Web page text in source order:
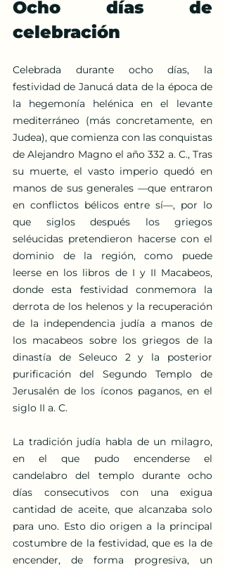
Ocho días de
celebración
Celebrada durante ocho días, la
festividad de Janucá data de la época de
la hegemonía helénica en el levante
mediterráneo (más concretamente, en
Judea), que comienza con las conquistas
de Alejandro Magno el año 332 a. C., Tras
su muerte, el vasto imperio quedó en
manos de sus generales —que entraron
en conflictos bélicos entre sí—, por lo
que siglos después los griegos
seléucidas pretendieron hacerse con el
dominio de la región, como puede
leerse en los libros de I y II Macabeos,
donde esta festividad conmemora la
derrota de los helenos y la recuperación
de la independencia judía a manos de
los macabeos sobre los griegos de la
dinastía de Seleuco 2​ y la posterior
purificación del Segundo Templo de
Jerusalén de los íconos paganos, en el
siglo II a. C.
La tradición judía habla de un milagro,
en el que pudo encenderse el
candelabro del templo durante ocho
días consecutivos con una exigua
cantidad de aceite, que alcanzaba solo
para uno. Esto dio origen a la principal
costumbre de la festividad, que es la de
encender, de forma progresiva, un